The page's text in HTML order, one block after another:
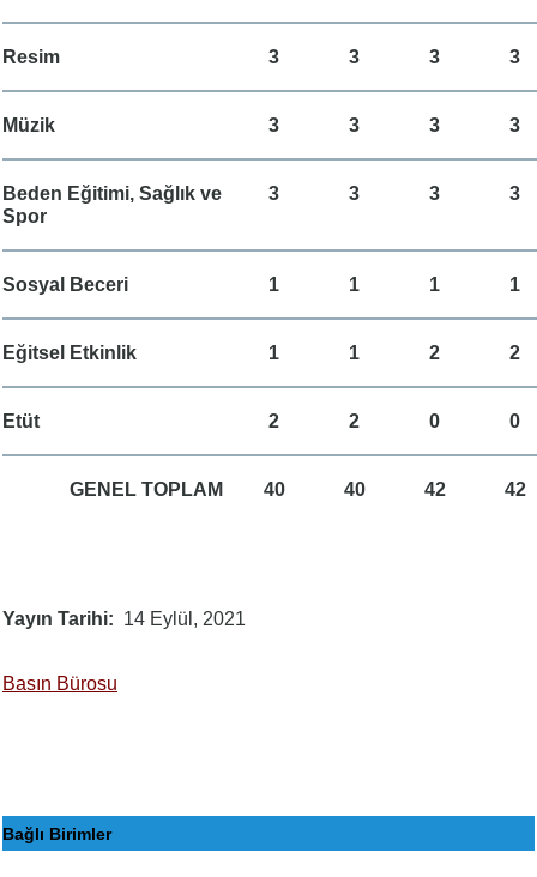
Resim 3 3 3 3
Müzik 3 3 3 3
Beden Eğitimi, Sağlık ve
Spor
3 3 3 3
Sosyal Beceri 1 1 1 1
Eğitsel Etkinlik 1 1 2 2
Etüt 2 2 0 0
GENEL TOPLAM 40 40 42 42
Yayın Tarihi 14 Eylül, 2021
Basın Bürosu
Bağlı Birimler